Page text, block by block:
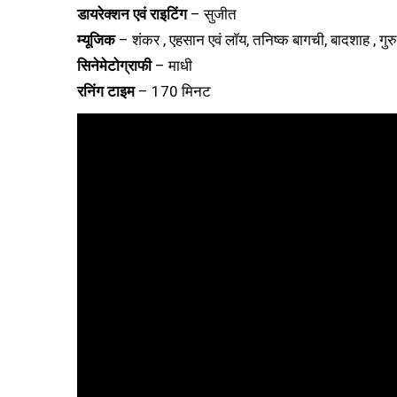
डायरेक्शन एवं राइटिंग– सुजीत
म्यूजिक – शंकर , एहसान एवं लॉय, तनिष्क बागची, बादशाह , गुरु
सिनेमेटोग्राफी– माधी
रनिंग टाइम– 170 मिनट